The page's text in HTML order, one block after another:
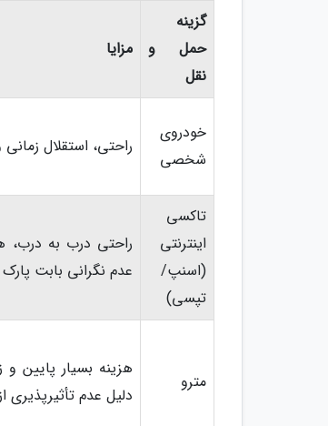
گزینه
حمل و
نقل
مزایا
خودروی
شخصی
راحتی، استقلال
تاکسی
اینترنتی
(اسنپ/
تپسی)
راحتی درب به درب،
عدم نگرانی بابت
مترو
هزینه بسیار پایین
دلیل عدم تأثیرپذیری